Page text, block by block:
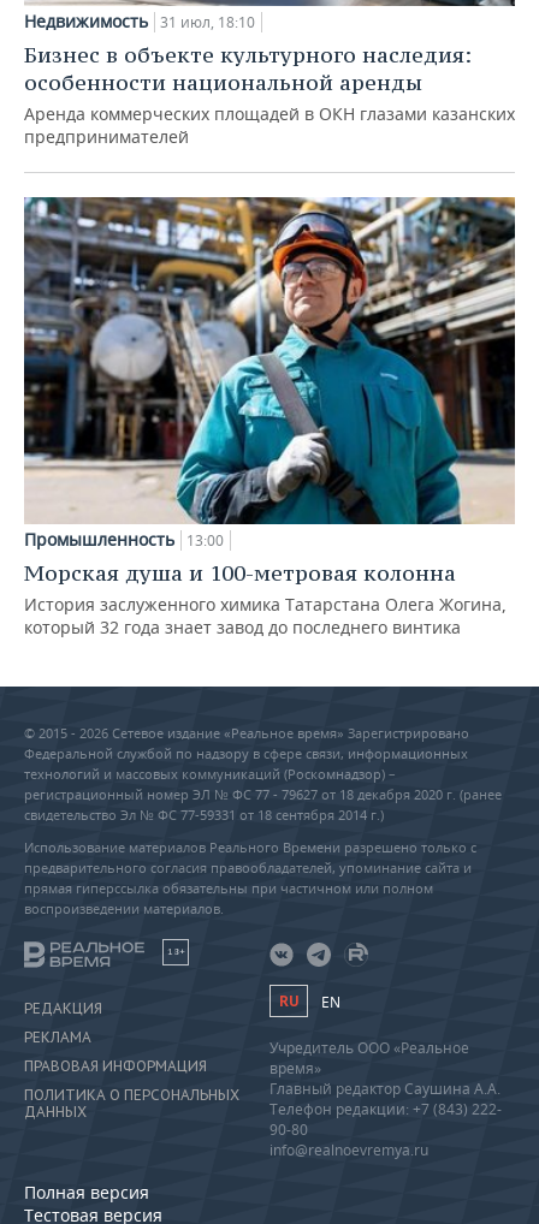
Недвижимость 31 июл, 18:10
Бизнес в объекте культурного наследия:
особенности национальной аренды
Аренда коммерческих площадей в ОКН глазами казанских
предпринимателей
Промышленность 13:00
Морская душа и 100-метровая колонна
История заслуженного химика Татарстана Олега Жогина,
который 32 года знает завод до последнего винтика
© 2015 - 2026 Сетевое издание «Реальное время» Зарегистрировано
Федеральной службой по надзору в сфере связи, информационных
технологий и массовых коммуникаций (Роскомнадзор) –
регистрационный номер ЭЛ № ФС 77 - 79627 от 18 декабря 2020 г. (ранее
свидетельство Эл № ФС 77-59331 от 18 сентября 2014 г.)
Использование материалов Реального Времени разрешено только с
предварительного согласия правообладателей, упоминание сайта и
прямая гиперссылка обязательны при частичном или полном
воспроизведении материалов.
18+
РЕДАКЦИЯ
РЕКЛАМА
ПРАВОВАЯ ИНФОРМАЦИЯ
ПОЛИТИКА О ПЕРСОНАЛЬНЫХ
ДАННЫХ
Полная версия
Тестовая версия
RU EN
Учредитель ООО «Реальное
время»
Главный редактор Саушина А.А.
Телефон редакции: +7 (843) 222-
90-80
info@realnoevremya.ru